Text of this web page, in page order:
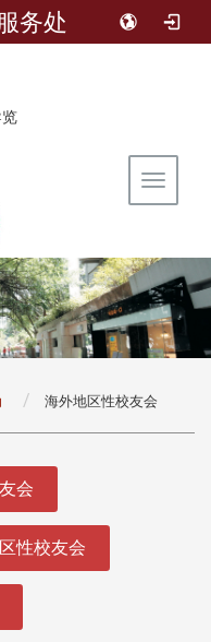
务处
Toggle
海外地区性校友会
会
性校友会